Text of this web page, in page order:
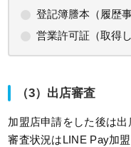
登記簿謄本（履歴
営業許可証（取得
（3）出店審査
加盟店申請をした後は出
審査状況はLINE Pay加